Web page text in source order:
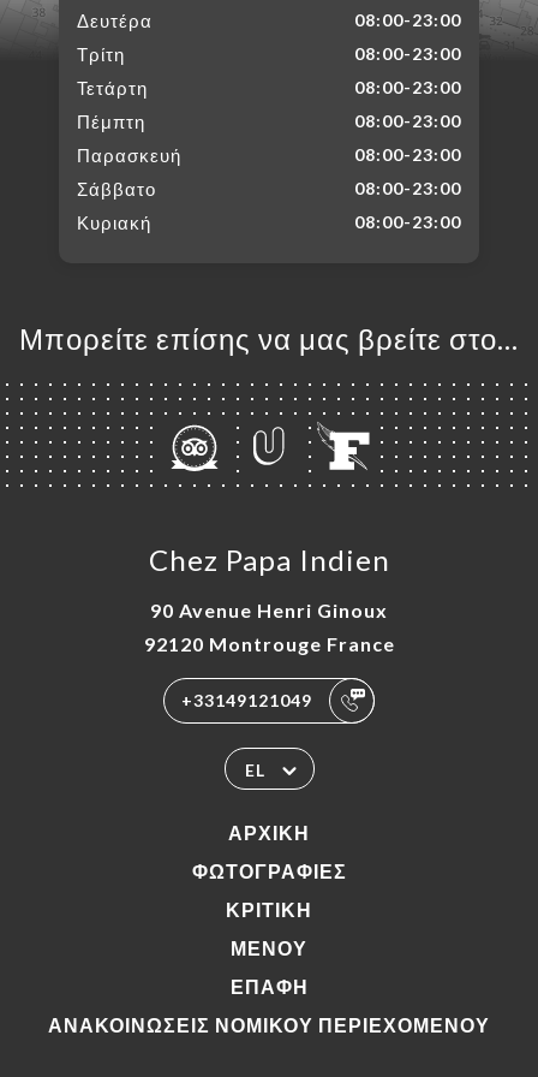
Δευτέρα 08:00-23:00
Τρίτη 08:00-23:00
Τετάρτη 08:00-23:00
Πέμπτη 08:00-23:00
Παρασκευή 08:00-23:00
Σάββατο 08:00-23:00
Κυριακή 08:00-23:00
Μπορείτε επίσης να μας βρείτε στο...
Chez Papa Indien
90 Avenue Henri Ginoux
92120 Montrouge France
+33149121049
EL
ΑΡΧΙΚΉ
ΦΩΤΟΓΡΑΦΊΕΣ
ΚΡΙΤΙΚΉ
ΜΕΝΟΎ
ΕΠΑΦΉ
ΑΝΑΚΟΙΝΏΣΕΙΣ ΝΟΜΙΚΟΎ ΠΕΡΙΕΧΟΜΈΝΟΥ